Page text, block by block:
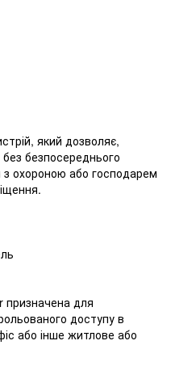
який дозволяє,
безпосереднього
з охороною або господарем
призначена для
доступу в
або інше житлове або